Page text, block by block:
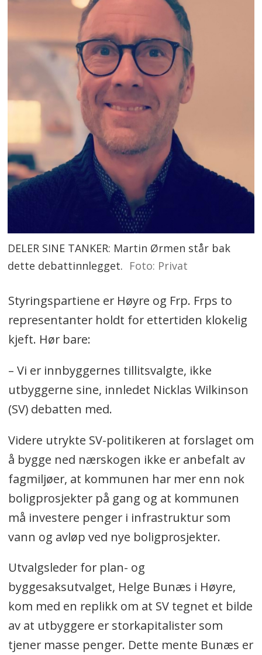
DELER SINE TANKER: Martin Ørmen står bak
dette debattinnlegget. Foto: Privat
Styringspartiene er Høyre og Frp. Frps to
representanter holdt for ettertiden klokelig
kjeft. Hør bare:
– Vi er innbyggernes tillitsvalgte, ikke
utbyggerne sine, innledet Nicklas Wilkinson
(SV) debatten med.
Videre utrykte SV-politikeren at forslaget om
å bygge ned nærskogen ikke er anbefalt av
fagmiljøer, at kommunen har mer enn nok
boligprosjekter på gang og at kommunen
må investere penger i infrastruktur som
vann og avløp ved nye boligprosjekter.
Utvalgsleder for plan- og
byggesaksutvalget, Helge Bunæs i Høyre,
kom med en replikk om at SV tegnet et bilde
av at utbyggere er storkapitalister som
tjener masse penger. Dette mente Bunæs er